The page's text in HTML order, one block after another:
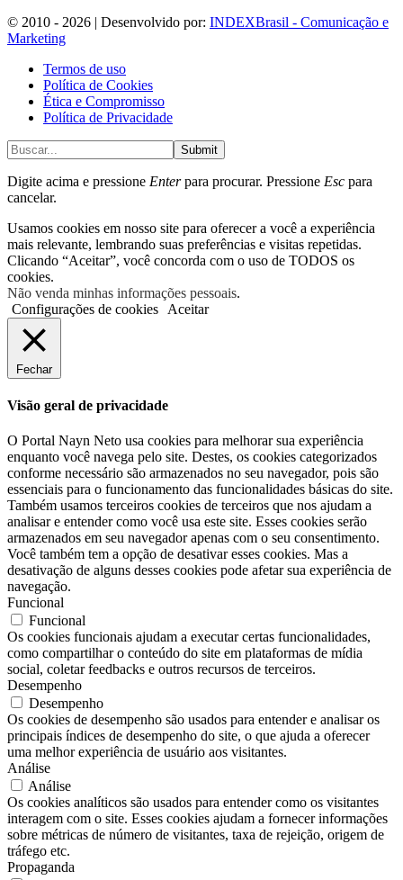
© 2010 - 2026 | Desenvolvido por: INDEXBrasil - Comunicação e
Marketing
Termos de uso
Política de Cookies
Ética e Compromisso
Política de Privacidade
Submit
Digite acima e pressione Enterpara procurar. Pressione Esc para
cancelar.
Usamos cookies em nosso site para oferecer a você a experiência
mais relevante, lembrando suas preferências e visitas repetidas.
Clicando “Aceitar”, você concorda com o uso de TODOS os
cookies.
Não venda minhas informações pessoais.
Configurações de cookies
Aceitar
Fechar
Visão geral de privacidade
O Portal Nayn Neto usa cookies para melhorar sua experiência
enquanto você navega pelo site. Destes, os cookies categorizados
conforme necessário são armazenados no seu navegador, pois são
essenciais para o funcionamento das funcionalidades básicas do site.
Também usamos terceiros cookies de terceiros que nos ajudam a
analisar e entender como você usa este site. Esses cookies serão
armazenados em seu navegador apenas com o seu consentimento.
Você também tem a opção de desativar esses cookies. Mas a
desativação de alguns desses cookies pode afetar sua experiência de
navegação.
Funcional
Funcional
Os cookies funcionais ajudam a executar certas funcionalidades,
como compartilhar o conteúdo do site em plataformas de mídia
social, coletar feedbacks e outros recursos de terceiros.
Desempenho
Desempenho
Os cookies de desempenho são usados ​​para entender e analisar os
principais índices de desempenho do site, o que ajuda a oferecer
uma melhor experiência de usuário aos visitantes.
Análise
Análise
Os cookies analíticos são usados ​​para entender como os visitantes
interagem com o site. Esses cookies ajudam a fornecer informações
sobre métricas de número de visitantes, taxa de rejeição, origem de
tráfego etc.
Propaganda